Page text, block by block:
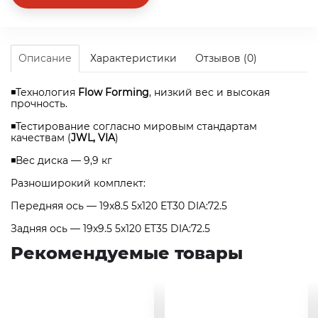
Описание Характеристики Отзывов (0)
◾Технология Flow Forming, низкий вес и высокая
прочность.
◾Тестирование согласно мировым стандартам
качествам (JWL, VIA)
◾Вес диска — 9,9 кг
Разноширокий комплект:
Передняя ось — 19x8.5 5x120 ET30 DIA:72.5
Задняя ось — 19x9.5 5x120 ET35 DIA:72.5
Рекомендуемые товары